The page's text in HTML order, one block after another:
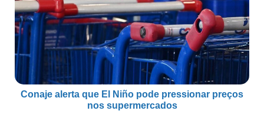
Conaje alerta que El Niño pode pressionar preços
nos supermercados